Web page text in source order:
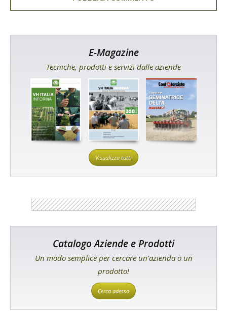
E-Magazine
Tecniche, prodotti e servizi dalle aziende
Visualizza tutti
Catalogo Aziende e Prodotti
Un modo semplice per cercare un'azienda o un
prodotto!
Cerca adesso